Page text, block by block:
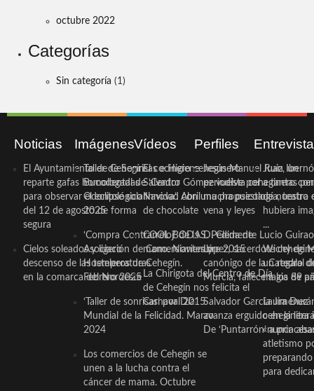
octubre 2022
Categorías
Sin categoría (1)
Noticias
El Ayuntamiento de Cehegín
reparte gafas homologadas
para observar el eclipse solar
del 12 de agosto de forma
segura
Cielos soleados y ligero
descenso de las temperaturas
en la comarca del Noroeste
Imágenes
Taller de Sonrisas e Higiene
Bucodental de ‘Centro
Odontológico Innova’. Abril
2025
‘Compra Contrarreloj’ de la
Asociación de Comerciantes y
Hosteleros de Cehegín.
Febrero 2025
‘Taller de sonrisas’ por Día
Mundial de la Felicidad. Marzo
2024
Los comercios de Cehegín se
unen a la lucha contra el
cáncer de mama. Octubre
Vídeos
El cocinero ceheginero
Salvador Gómez vuelve por
Navidad con una propuesta
de chocolate
COOL BODAS. Pedida de
mano. Noviembre 2015
La Chirigota del Centro de Día
de Cehegín nos felicita el
Carnaval 2015
Perfiles
Jesús Manuel Ruiz, un
periodista ceheginero con
mucha psicología, teatro
vena y leyes
D. Clemente Lucio Guirao
López, sacerdote
canónigo de la Catedral
Murcia, fallece a los 89
Salvador García Jiménez
avanza erguido en la
De ‘Puntarrón’ a
Juan
a tantas
de nuestra
hubiera
...
Wichy de
un regalo
magia de
Laura
ceheginera
«nunca
atletismo
para